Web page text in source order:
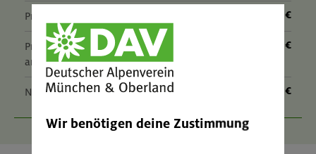
Preis für Mitglieder 32 €
Preis für Mitglieder
anderer Sektionen
– €
Nichtmitglieder – €
Wir benötigen deine Zustimmung